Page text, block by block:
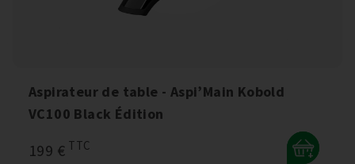
Aspirateur de table - Aspi’Main Kobold
VC100 Black Édition
199 € TTC
+